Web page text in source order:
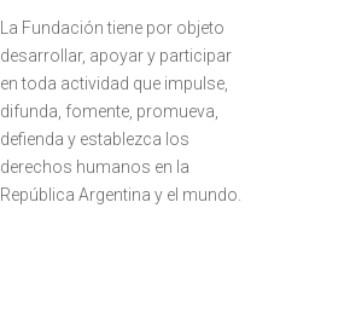
La Fundación tiene por objeto
desarrollar, apoyar y participar
en toda actividad que impulse,
difunda, fomente, promueva,
defienda y establezca los
derechos humanos en la
República Argentina y el mundo.